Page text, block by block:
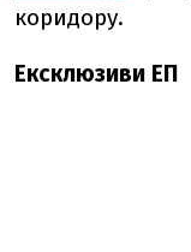
коридору.
Ексклюзиви ЕП